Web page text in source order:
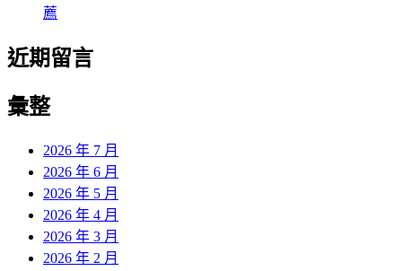
薦
近期留言
彙整
2026 年 7 月
2026 年 6 月
2026 年 5 月
2026 年 4 月
2026 年 3 月
2026 年 2 月